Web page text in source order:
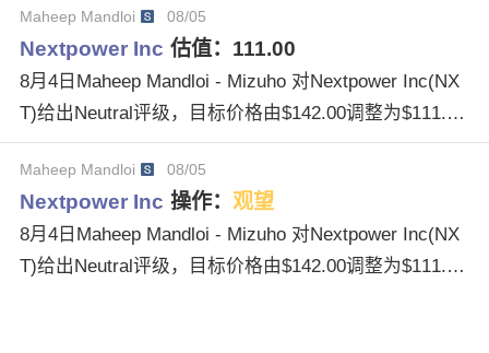
RBCCapital MarkStrouse
卖评级
Maheep Mandloi 08/05
Nextpower Inc 估值： 111.00
8月4日Maheep Mandloi - Mizuho 对Nextpower Inc(NX
T)给出Neutral评级，目标价格由$142.00调整为$111.0
0。
Maheep Mandloi 08/05
Nextpower Inc 操作： 观望
8月4日Maheep Mandloi - Mizuho 对Nextpower Inc(NX
T)给出Neutral评级，目标价格由$142.00调整为$111.0